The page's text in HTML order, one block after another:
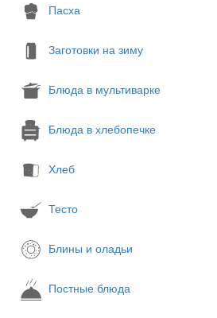
Пасха
Заготовки на зиму
Блюда в мультиварке
Блюда в хлебопечке
Хлеб
Тесто
Блины и оладьи
Постные блюда